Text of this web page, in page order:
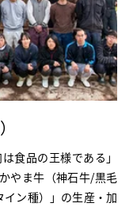
食品の王様である」
やま牛（神石牛/黒毛
ン種）」の生産・加